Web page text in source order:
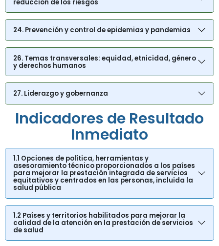
reducción de los riesgos
24. Prevención y control de epidemias y pandemias
26. Temas transversales: equidad, etnicidad, género
y derechos humanos
27. Liderazgo y gobernanza
Indicadores de Resultado
Inmediato
1.1 Opciones de política, herramientas y
asesoramiento técnico proporcionados a los países
para mejorar la prestación integrada de servicios
equitativos y centrados en las personas, incluida la
salud pública
1.2 Países y territorios habilitados para mejorar la
calidad de la atención en la prestación de servicios
de salud